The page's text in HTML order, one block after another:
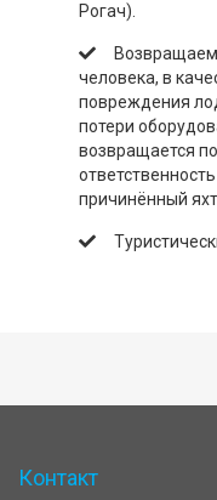
Рогач).
человека, в
повреждения
потери
возвращается
причинённый
Контакт